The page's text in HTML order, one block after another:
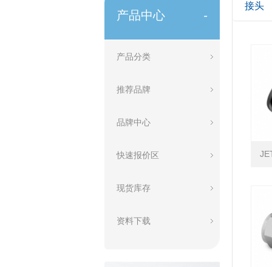
产品中心 -
产品分类
推荐品牌
品牌中心
快速报价区
现货库存
资料下载
接头